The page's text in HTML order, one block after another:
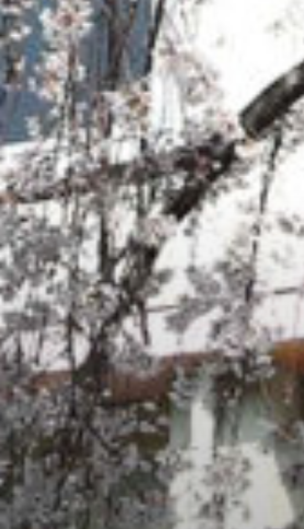
: Attempt to read property "cat_name"
/home/sakurazuka/sakurazuka.ed.jp/
t/themes/sakurazuka_2020/header.php